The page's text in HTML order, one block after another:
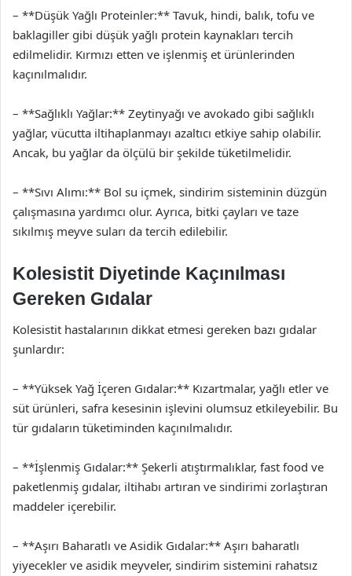
– **Düşük Yağlı Proteinler:** Tavuk, hindi, balık, tofu ve
baklagiller gibi düşük yağlı protein kaynakları tercih
edilmelidir. Kırmızı etten ve işlenmiş et ürünlerinden
kaçınılmalıdır.
– **Sağlıklı Yağlar:** Zeytinyağı ve avokado gibi sağlıklı
yağlar, vücutta iltihaplanmayı azaltıcı etkiye sahip olabilir.
Ancak, bu yağlar da ölçülü bir şekilde tüketilmelidir.
– **Sıvı Alımı:** Bol su içmek, sindirim sisteminin düzgün
çalışmasına yardımcı olur. Ayrıca, bitki çayları ve taze
sıkılmış meyve suları da tercih edilebilir.
Kolesistit Diyetinde Kaçınılması
Gereken Gıdalar
Kolesistit hastalarının dikkat etmesi gereken bazı gıdalar
şunlardır:
– **Yüksek Yağ İçeren Gıdalar:** Kızartmalar, yağlı etler ve
süt ürünleri, safra kesesinin işlevini olumsuz etkileyebilir. Bu
tür gıdaların tüketiminden kaçınılmalıdır.
– **İşlenmiş Gıdalar:** Şekerli atıştırmalıklar, fast food ve
paketlenmiş gıdalar, iltihabı artıran ve sindirimi zorlaştıran
maddeler içerebilir.
– **Aşırı Baharatlı ve Asidik Gıdalar:** Aşırı baharatlı
yiyecekler ve asidik meyveler, sindirim sistemini rahatsız